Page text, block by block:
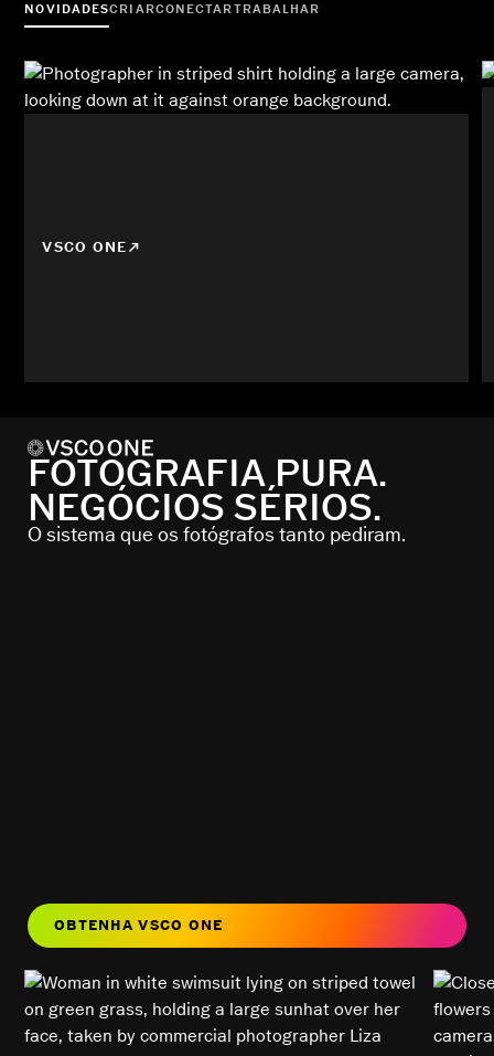
NOVIDADESCRIARCONECTARTRABALHAR
VSCO ONE
FOTOGRAFIA PURA.
NEGÓCIOS SÉRIOS.
O sistema que os fotógrafos tanto pediram.
OBTENHA VSCO ONE